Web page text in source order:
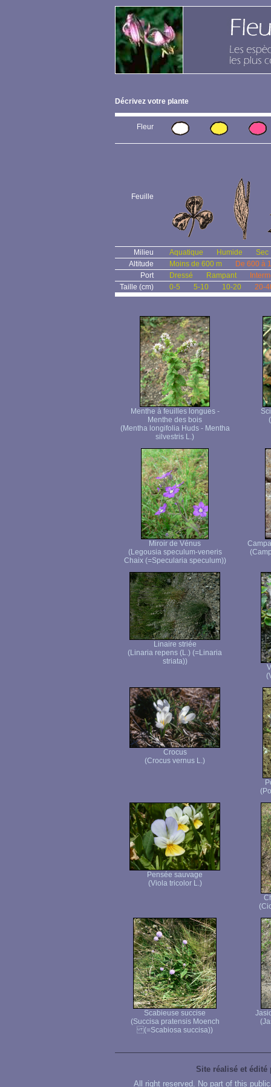
Décrivez votre plante
Fleur
Feuille
Milieu Aquatique Humide
Sec
Altitude
Moins de 600 m
De 600 à
Port
Dressé Rampant
Taille (cm)
0-5 5-10 10-20 20-
Menthe à feuilles longues -
Menthe des bois
(Mentha longifolia Huds - Mentha
silvestris L.)
Miroir de Vénus
(Legousia speculum-veneris
Chaix (=Specularia speculum))
Linaire striée
(Linaria repens (L.) (=Linaria
striata))
Crocus
(Crocus vernus L.)
Pensée sauvage
(Viola tricolor L.)
Scabieuse succise
(Succisa pratensis Moench
(=Scabiosa succisa))
Site réalisé et édité
All right reserved. No part of this